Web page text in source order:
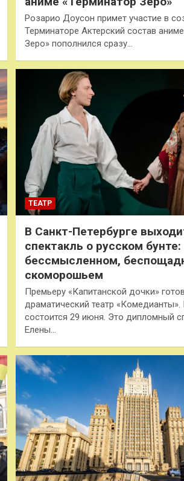
Розарио Доусон примет участие в
Терминаторе Актерский состав
Зеро» пополнился сразу…
ТЕАТР
В Санкт-Петербурге
спектакль о русском бунте:
бессмысленном,
скоморошьем
Премьеру «Капитанской дочки»
драматический театр
состоится 29 июня. Это дипломный
Елены…